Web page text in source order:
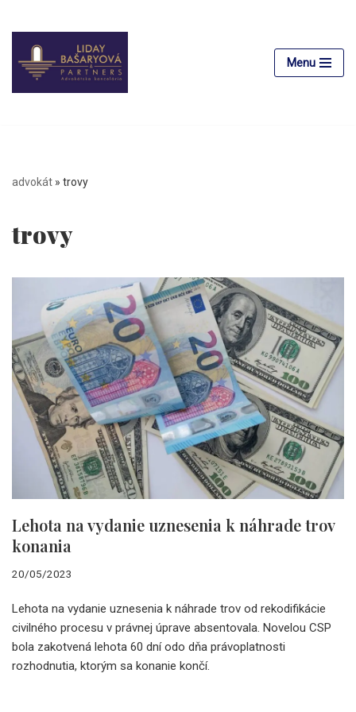
Preskočiť
na
obsah
Menu
advokát » trovy
trovy
Lehota na vydanie uznesenia k náhrade trov
konania
20/05/2023
Lehota na vydanie uznesenia k náhrade trov od rekodifikácie
civilného procesu v právnej úprave absentovala. Novelou CSP
bola zakotvená lehota 60 dní odo dňa právoplatnosti
rozhodnutia, ktorým sa konanie končí.